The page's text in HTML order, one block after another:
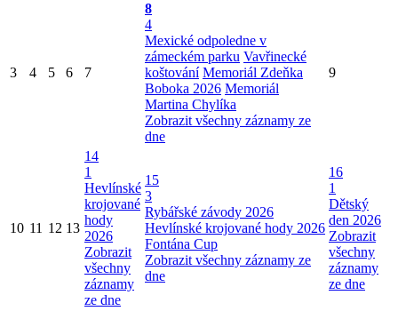
3 4 5 6 7
8
4
Mexické odpoledne v
zámeckém parku Vavřinecké
koštování Memoriál Zdeňka
Boboka 2026 Memoriál
Martina Chylíka
Zobrazit všechny záznamy ze
dne
9
10 11 12 13
14
1
Hevlínské
krojované
hody
2026
Zobrazit
všechny
záznamy
ze dne
15
3
Rybářské závody 2026
Hevlínské krojované hody 2026
Fontána Cup
Zobrazit všechny záznamy ze
dne
16
1
Dětský
den 2026
Zobrazit
všechny
záznamy
ze dne